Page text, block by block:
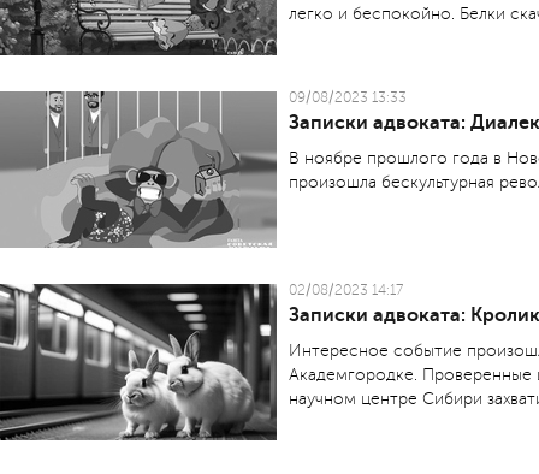
легко и беспокойно. Белки
09/08/2023 13:33
Записки адвоката:
В ноябре прошлого года в
произошла бескультурная
02/08/2023 14:17
Записки адвоката:
Интересное событие
Академгородке. Проверенные
научном центре Сибири